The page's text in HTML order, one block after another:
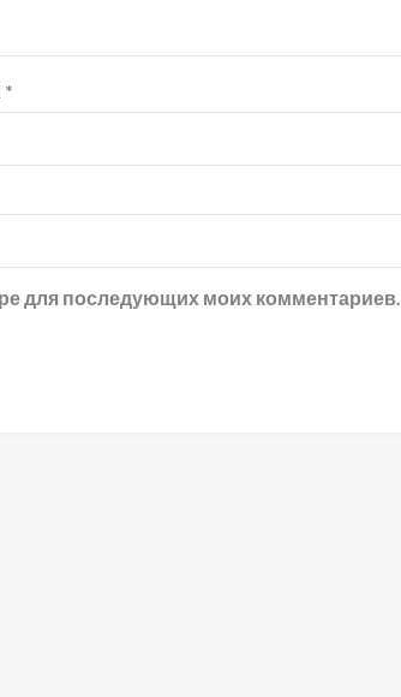
*
для последующих моих комментариев.